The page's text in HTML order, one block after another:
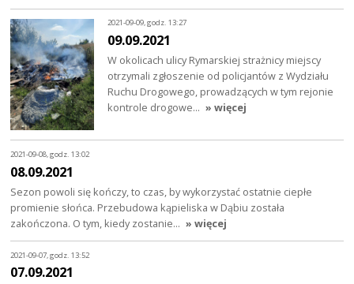
2021-09-09, godz. 13:27
09.09.2021
W okolicach ulicy Rymarskiej strażnicy miejscy
otrzymali zgłoszenie od policjantów z Wydziału
Ruchu Drogowego, prowadzących w tym rejonie
kontrole drogowe… » więcej
2021-09-08, godz. 13:02
08.09.2021
Sezon powoli się kończy, to czas, by wykorzystać ostatnie ciepłe
promienie słońca. Przebudowa kąpieliska w Dąbiu została
zakończona. O tym, kiedy zostanie… » więcej
2021-09-07, godz. 13:52
07.09.2021